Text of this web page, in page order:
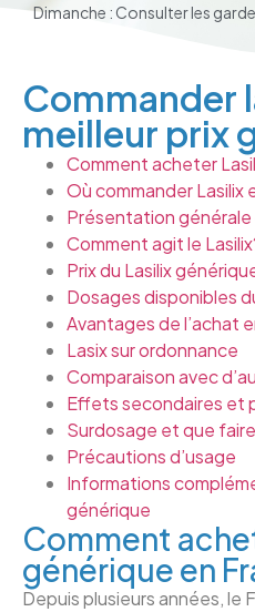
Dimanche : Consulter les
Commander
meilleur prix
Comment acheter
Où commander Lasilix
Présentation générale
Comment agit le
Prix du Lasilix
Dosages disponibles
Avantages de l’achat
Lasix sur ordonnance
Comparaison avec
Effets secondaires et
Surdosage et que
Précautions d’usage
Informations
générique
Comment
générique en
Depuis plusieurs années, le